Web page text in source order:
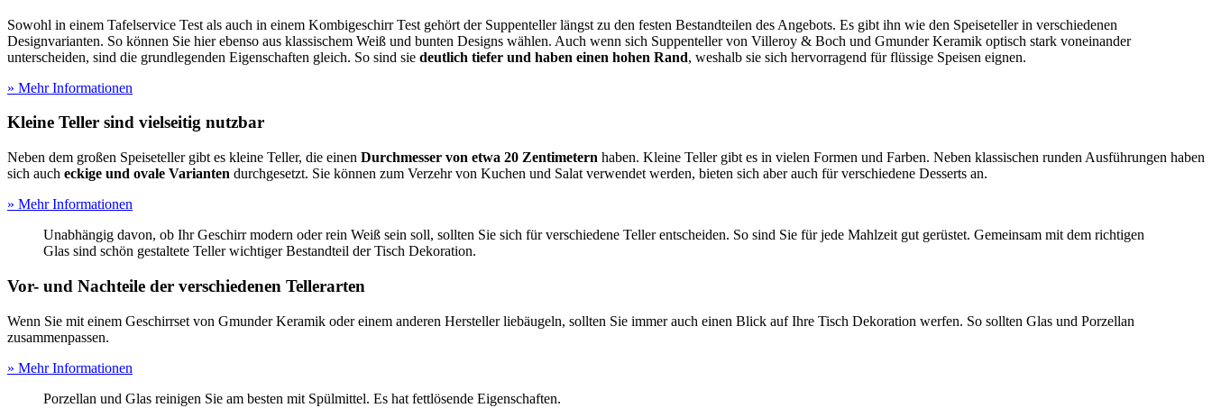
Sowohl in einem Tafelservice Test als auch in einem Kombigeschirr Test gehört der Suppenteller längst zu den festen Bestandteilen des Angebots. Es gibt ihn wie den Speiseteller in verschiedenen
Designvarianten. So können Sie hier ebenso aus klassischem Weiß und bunten Designs wählen. Auch wenn sich Suppenteller von Villeroy & Boch und Gmunder Keramik optisch stark voneinander
unterscheiden, sind die grundlegenden Eigenschaften gleich. So sind sie deutlich tiefer und haben einen hohen Rand, weshalb sie sich hervorragend für flüssige Speisen eignen.
» Mehr Informationen
Kleine Teller sind vielseitig nutzbar
Neben dem großen Speiseteller gibt es kleine Teller, die einen Durchmesser von etwa 20 Zentimetern haben. Kleine Teller gibt es in vielen Formen und Farben. Neben klassischen runden Ausführungen haben
sich auch eckige und ovale Varianten durchgesetzt. Sie können zum Verzehr von Kuchen und Salat verwendet werden, bieten sich aber auch für verschiedene Desserts an.
» Mehr Informationen
Unabhängig davon, ob Ihr Geschirr modern oder rein Weiß sein soll, sollten Sie sich für verschiedene Teller entscheiden. So sind Sie für jede Mahlzeit gut gerüstet. Gemeinsam mit dem richtigen
Glas sind schön gestaltete Teller wichtiger Bestandteil der Tisch Dekoration.
Vor- und Nachteile der verschiedenen Tellerarten
Wenn Sie mit einem Geschirrset von Gmunder Keramik oder einem anderen Hersteller liebäugeln, sollten Sie immer auch einen Blick auf Ihre Tisch Dekoration werfen. So sollten Glas und Porzellan
zusammenpassen.
» Mehr Informationen
Porzellan und Glas reinigen Sie am besten mit Spülmittel. Es hat fettlösende Eigenschaften.